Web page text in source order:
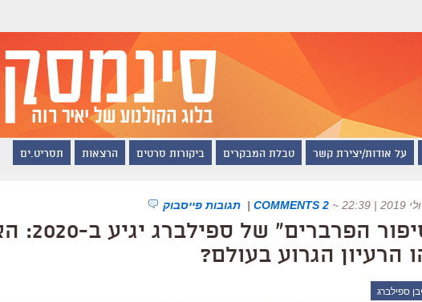
על אודות/יצירת קשר טבלת המבקרים ביקורות סרטים הרצאות תסריט.ים
~
2 COMMENTS
| תגובות פייסבוק
"סיפור הפרברים" של
הרעיון הגרוע בעולם?
ספילברג